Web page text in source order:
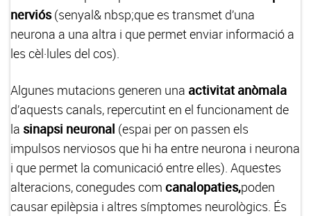
nerviós(senyal& nbsp;que es transmet d’una
neurona a una altra i que permet enviar informació a
les cèl·lules del cos).
Algunes mutacions generen una activitat anòmala
d’aquests canals, repercutint en el funcionament de
la sinapsi neuronal (espai per on passen els
impulsos nerviosos que hi ha entre neurona i neurona
i que permet la comunicació entre elles). Aquestes
alteracions, conegudes com canalopaties,poden
causar epilèpsia i altres símptomes neurològics. És